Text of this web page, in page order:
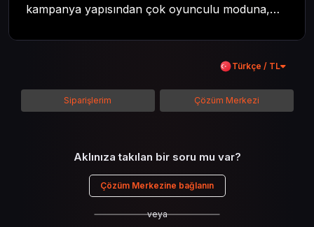
kampanya yapısından çok oyunculu moduna,
kadar her şeyi kapsamaya çalışacaktır. Tüm
içeriği boyunca Call of Duty evreninin
detaylarına inilecek ve steam hediye kartı
kullanımının avantajlarından da bahsedilecektir.
Türkçe / TL
Siparişlerim Çözüm Merkezi
Aklınıza takılan bir soru mu var?
Çözüm Merkezine bağlanın
veya